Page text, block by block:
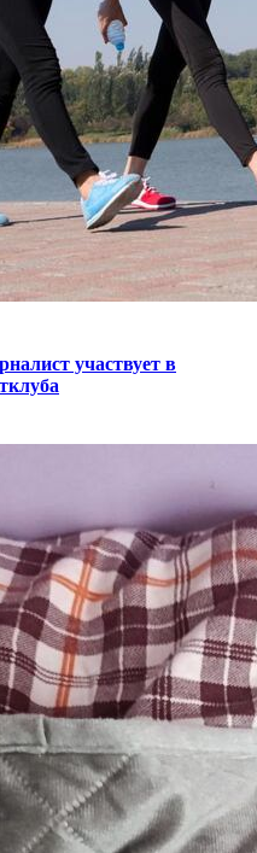
участвует в